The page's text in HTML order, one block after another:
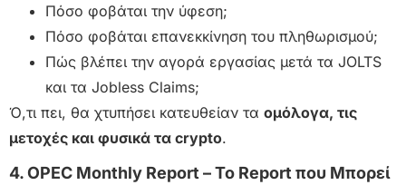
Πόσο φοβάται την ύφεση;
Πόσο φοβάται επανεκκίνηση του πληθωρισμού;
Πώς βλέπει την αγορά εργασίας μετά τα JOLTS
και τα Jobless Claims;
Ό,τι πει, θα χτυπήσει κατευθείαν τα ομόλογα, τις
μετοχές και φυσικά τα crypto.
4. OPEC Monthly Report – Το Report που Μπορεί